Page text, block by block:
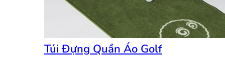
Túi Đựng Quần Áo Golf